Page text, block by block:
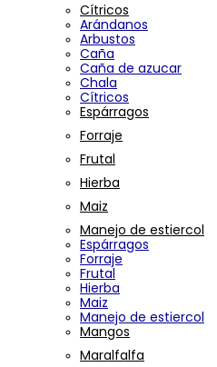
Cítricos
Arándanos
Arbustos
Caña
Caña de azucar
Chala
Cítricos
Espárragos
Forraje
Frutal
Hierba
Maiz
Manejo de estiercol
Espárragos
Forraje
Frutal
Hierba
Maiz
Manejo de estiercol
Mangos
Maralfalfa